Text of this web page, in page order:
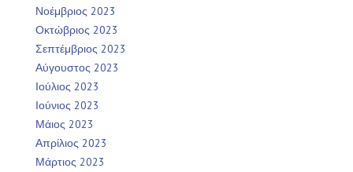
Νοέμβριος 2023
Οκτώβριος 2023
Σεπτέμβριος 2023
Αύγουστος 2023
Ιούλιος 2023
Ιούνιος 2023
Μάιος 2023
Απρίλιος 2023
Μάρτιος 2023